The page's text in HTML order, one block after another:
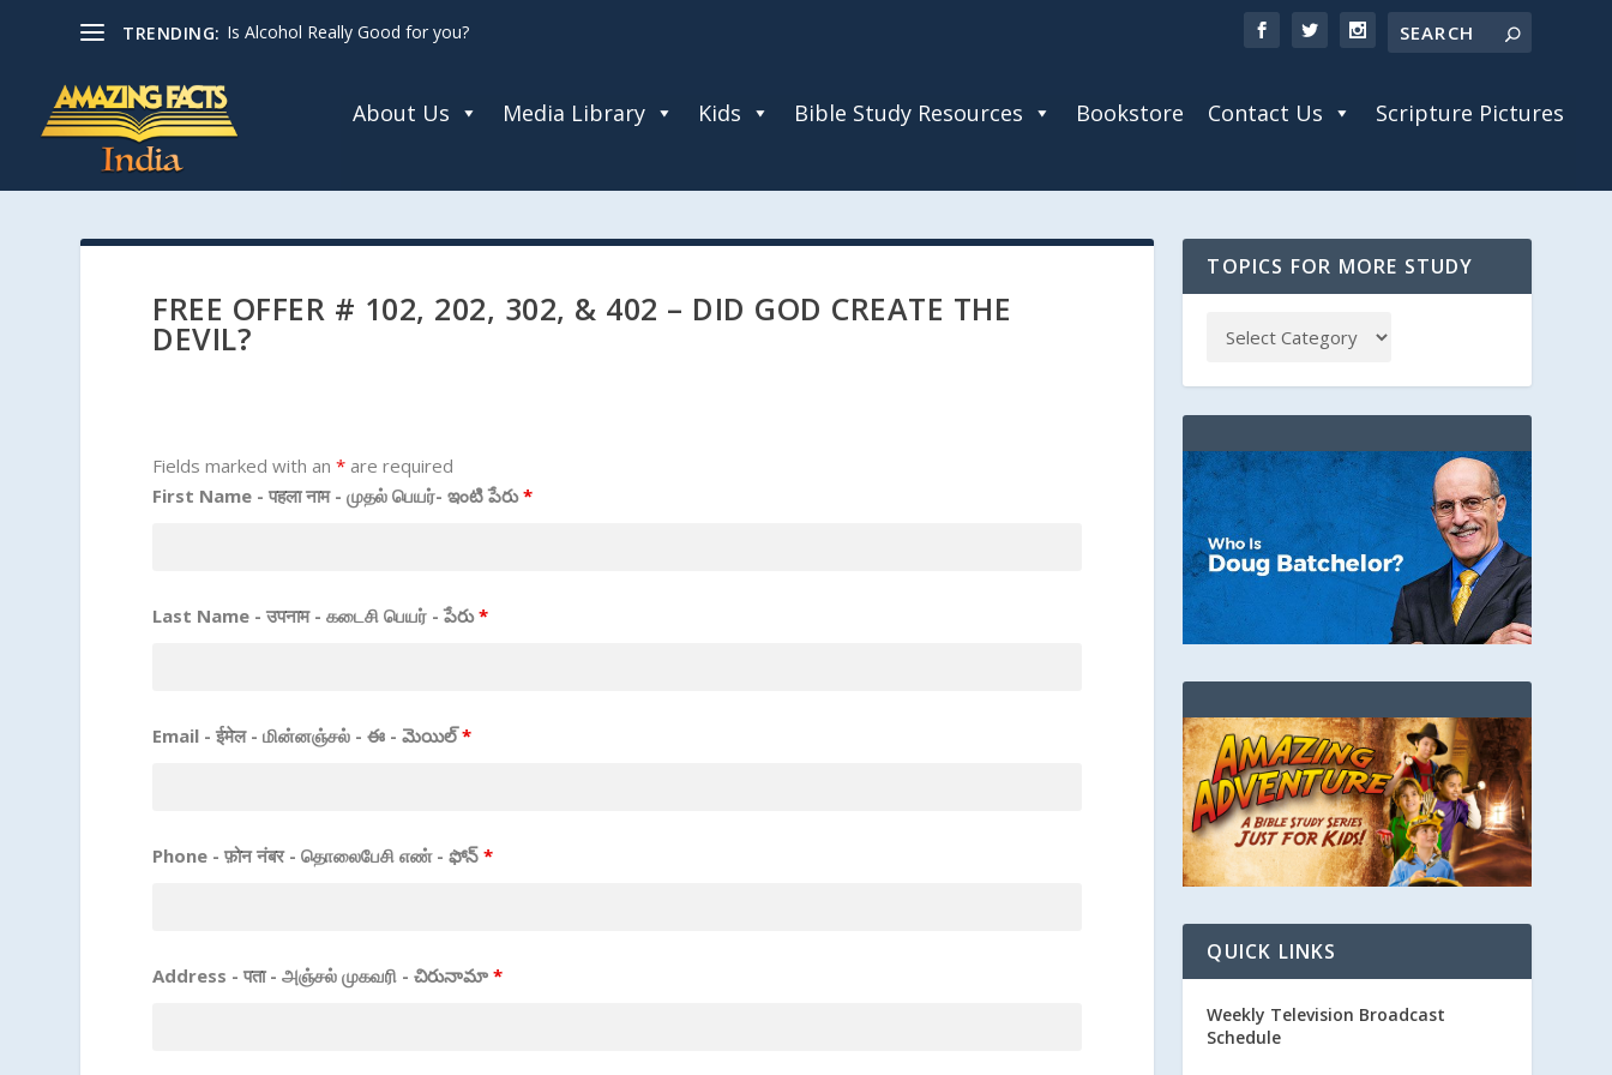
TRENDING: Is Alcohol Really Good for you?
About Us Media Library Kids Bible Study Resources Bookstore Contact Us Scripture Pictures
FREE OFFER # 102, 202, 302, & 402 – DID GOD CREATE THE
DEVIL?
Fields marked with an* are required
First Name - पहला नाम - முதல் பெயர்- ఇంటి పేరు*
Last Name - उपनाम - கடைசி பெயர் - పేరు*
Email - ईमेल - மின்னஞ்சல் - ఈ - మెయిల్*
Phone - फ़ोन नंबर - தொலைபேசி எண் - ఫోన్*
Address - पता - அஞ்சல் முகவரி - చిరునామా*
TOPICS FOR MORE STUDY
QUICK LINKS
Weekly Television Broadcast
Schedule